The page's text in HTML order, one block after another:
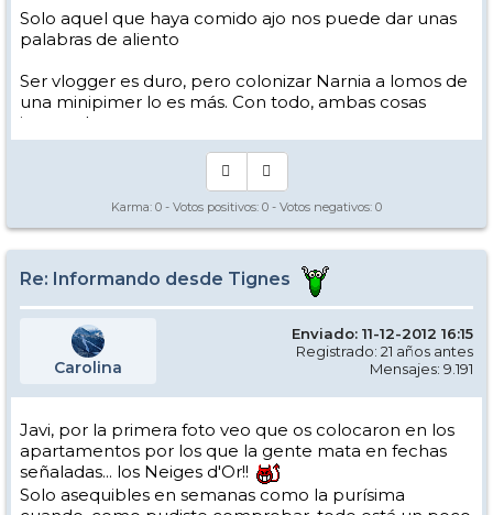
Solo aquel que haya comido ajo nos puede dar unas
palabras de aliento
Ser vlogger es duro, pero colonizar Narnia a lomos de
una minipimer lo es más. Con todo, ambas cosas
intento hacer.
Yo hago esquí extremo : voy de extremo a extremo
Los caminos del esquí son inescrotables ...
Karma: 0 - Votos positivos: 0 - Votos negativos: 0
Re: Informando desde Tignes
Carolina
Enviado: 11-12-2012 16:15
Registrado: 21 años antes
Mensajes: 9.191
Javi, por la primera foto veo que os colocaron en los
apartamentos por los que la gente mata en fechas
señaladas... los Neiges d'Or!!
Solo asequibles en semanas como la purísima